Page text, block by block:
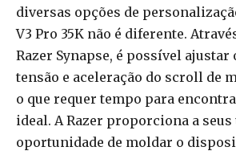
diversas opções de
V3 Pro 35K não é diferente.
Razer Synapse, é possível ajustar
tensão e aceleração do scroll de
o que requer tempo para
ideal. A Razer proporciona a
oportunidade de moldar o